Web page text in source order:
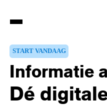
START VANDAAG
Informatie
Dé